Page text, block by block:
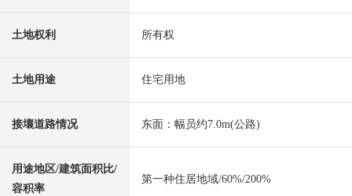
土地权利 所有权
土地用途 住宅用地
接壤道路情况 东面：幅员约7.0m(公路)
用途地区/建筑面积比/
容积率
第一种住居地域/60%/200%